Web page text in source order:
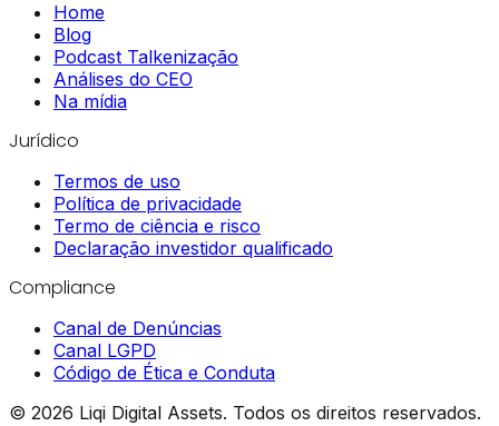
Home
Blog
Podcast Talkenização
Análises do CEO
Na mídia
Jurídico
Termos de uso
Política de privacidade
Termo de ciência e risco
Declaração investidor qualificado
Compliance
Canal de Denúncias
Canal LGPD
Código de Ética e Conduta
© 2026 Liqi Digital Assets. Todos os direitos reservados.